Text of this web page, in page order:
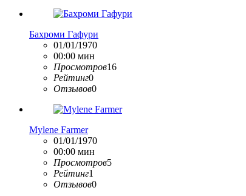
Бахроми Гафури
01/01/1970
00:00 мин
Просмотров16
Рейтинг0
Отзывов0
Mylene Farmer
01/01/1970
00:00 мин
Просмотров5
Рейтинг1
Отзывов0